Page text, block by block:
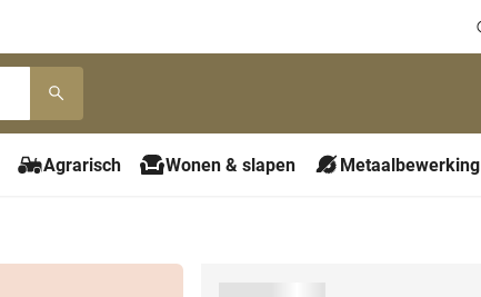
Agrarisch Wonen & slapen Metaalbewerking